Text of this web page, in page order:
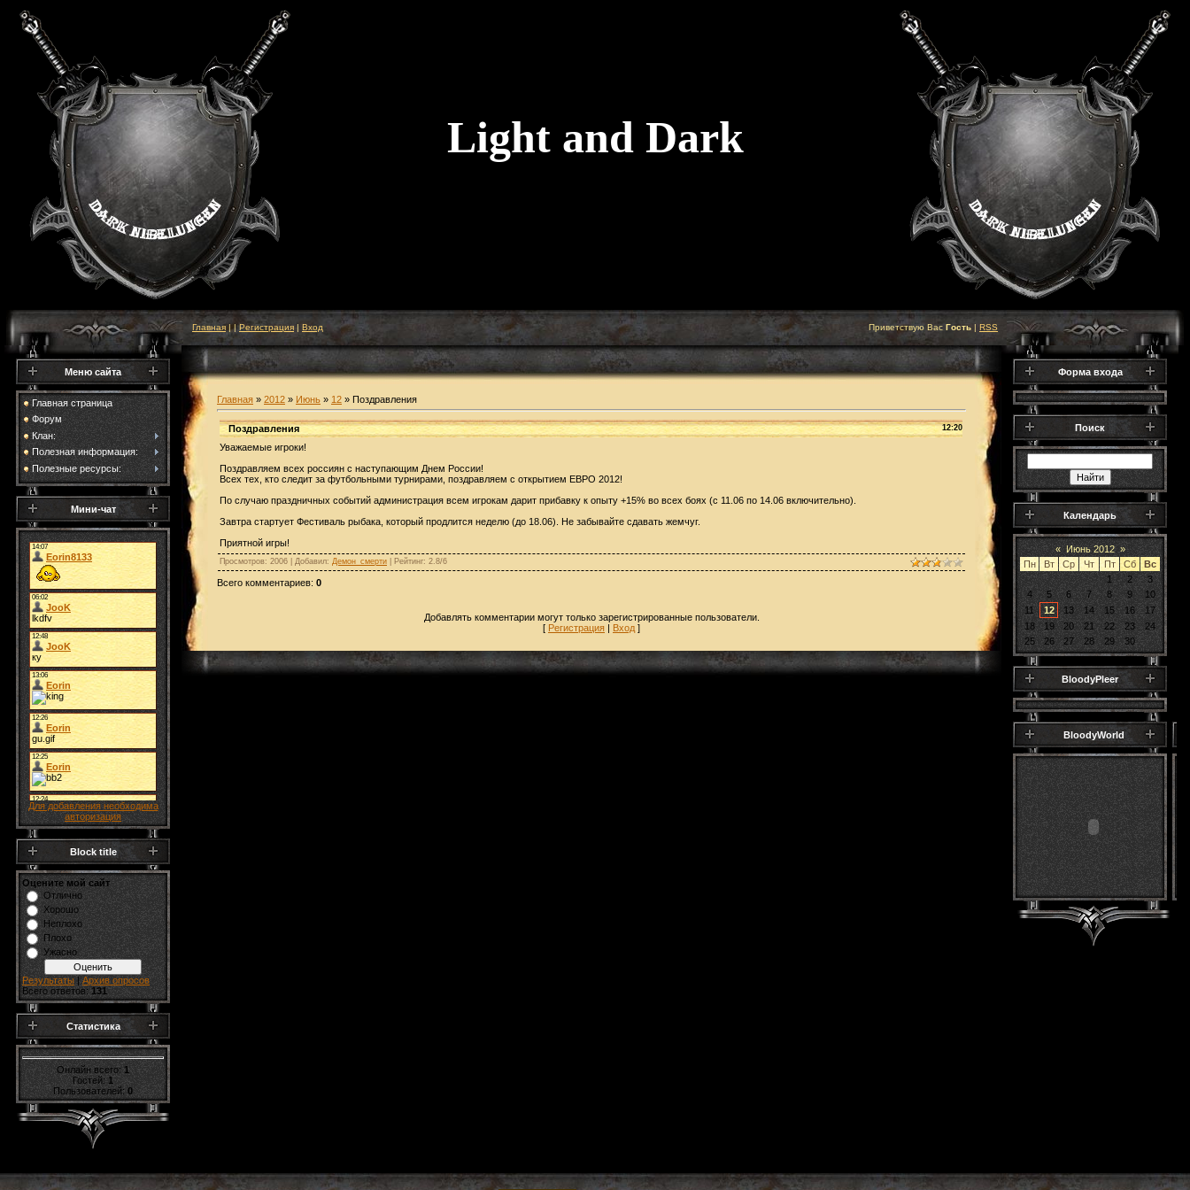
Light and Dark
Главная || Регистрация | Вход Приветствую Вас Гость | RSS
Меню сайта
Главная страница
Форум
Клан:
Полезная информация:
Полезные ресурсы:
Мини-чат
Для добавления необходима
авторизация
Block title
Оцените мой сайт
Отлично
Хорошо
Неплохо
Плохо
Ужасно
Результаты | Архив опросов
Всего ответов: 131
Статистика
Онлайн всего: 1
Гостей: 1
Пользователей: 0
Главная » 2012 » Июнь » 12 » Поздравления
12:20
Поздравления
Уважаемые игроки!
Поздравляем всех россиян с наступающим Днем России!
Всех тех, кто следит за футбольными турнирами, поздравляем с открытием ЕВРО 2012!
По случаю праздничных событий администрация всем игрокам дарит прибавку к опыту +15% во всех боях (с 11.06 по 14.06 включительно).
Завтра стартует Фестиваль рыбака, который продлится неделю (до 18.06). Не забывайте сдавать жемчуг.
Приятной игры!
Просмотров: 2006 | Добавил: Демон_смерти Рейтинг: 2.8/6
Всего комментариев: 0
Добавлять комментарии могут только зарегистрированные пользователи.
[ Регистрация | Вход ]
Форма входа
Поиск
Календарь
« Июнь 2012 »
Пн
Вт Ср Чт Пт Сб
Вс
1
2
3
4
5 6 7 8 9
10
11
12 13 14 15 16
17
18
19 20 21 22 23
24
25
26 27 28 29 30
BloodyPleer
BloodyWorld